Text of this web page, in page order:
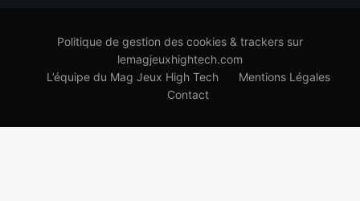
Politique de gestion des cookies & trackers sur
lemagjeuxhightech.com
L’équipe du Mag Jeux High Tech
Mentions Légales
Contact